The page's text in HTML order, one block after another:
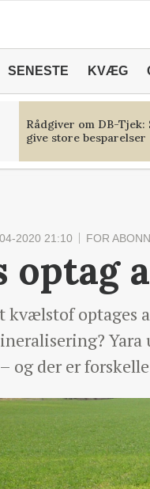
SENESTE KVÆG
Rådgiver om DB-Tjek:
give store besparelser
2020 21:10 FOR
optag
kvælstof optages
og der er